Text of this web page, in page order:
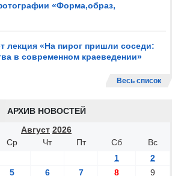
«Форма,образ,
лекция «На пирог пришли соседи:
в современном краеведении»
Весь список
АРХИВ НОВОСТЕЙ
Август 2026
Ср Чт Пт Сб
Вс
1
2
5 6 7 8 9